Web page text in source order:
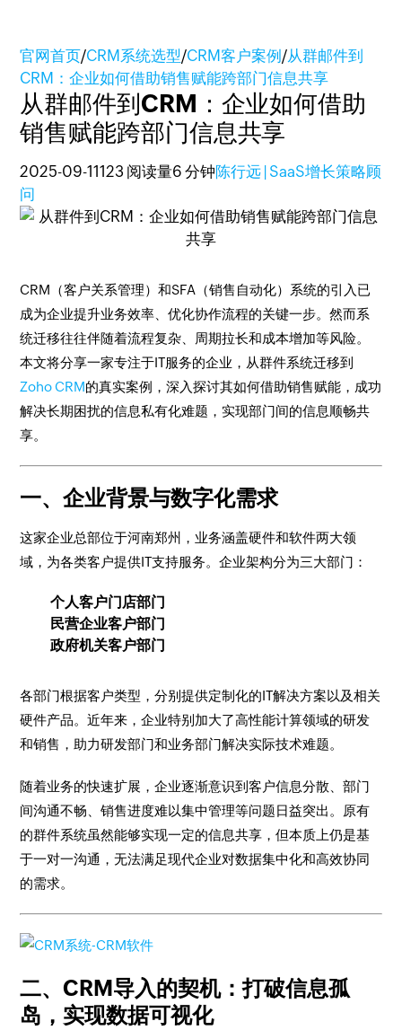
官网首页/CRM系统选型/CRM客户案例/从群邮件到
CRM：企业如何借助销售赋能跨部门信息共享
从群邮件到CRM：企业如何借助
销售赋能跨部门信息共享
2025-09-11123 阅读量6 分钟陈行远 | SaaS增长策略顾
问
CRM（客户关系管理）和SFA（销售自动化）系统的引入已
成为企业提升业务效率、优化协作流程的关键一步。然而系
统迁移往往伴随着流程复杂、周期拉长和成本增加等风险。
本文将分享一家专注于IT服务的企业，从群件系统迁移到
Zoho CRM的真实案例，深入探讨其如何借助销售赋能，成功
解决长期困扰的信息私有化难题，实现部门间的信息顺畅共
享。
一、企业背景与数字化需求
这家企业总部位于河南郑州，业务涵盖硬件和软件两大领
域，为各类客户提供IT支持服务。企业架构分为三大部门：
个人客户门店部门
民营企业客户部门
政府机关客户部门
各部门根据客户类型，分别提供定制化的IT解决方案以及相关
硬件产品。近年来，企业特别加大了高性能计算领域的研发
和销售，助力研发部门和业务部门解决实际技术难题。
随着业务的快速扩展，企业逐渐意识到客户信息分散、部门
间沟通不畅、销售进度难以集中管理等问题日益突出。原有
的群件系统虽然能够实现一定的信息共享，但本质上仍是基
于一对一沟通，无法满足现代企业对数据集中化和高效协同
的需求。
二、CRM导入的契机：打破信息孤
岛，实现数据可视化